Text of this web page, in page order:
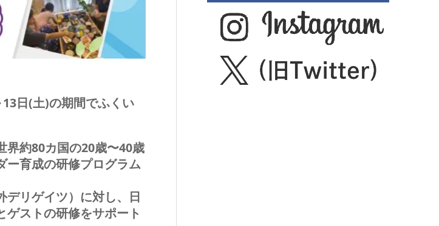
日(土)の期間でふくい
界約80カ国の20歳〜40歳
ー育成の研修プログラム
デリゲイツ）に対し、日
ストの研修をサポート